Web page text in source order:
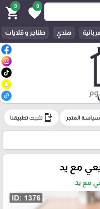
0
favorite
0
shopping_cart
هندي طناجر و قلايات
سياسة المتجر install_mobile تثبيت تطبيقنا
مع يد
مع يد